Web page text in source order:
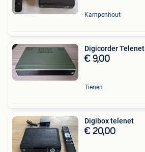
Kampenhout
Digicorder Telenet
€ 9,00
Tienen
Digibox telenet
€ 20,00